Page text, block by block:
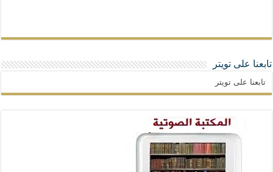
تابعنا على تويتر
تابعنا على تويتر